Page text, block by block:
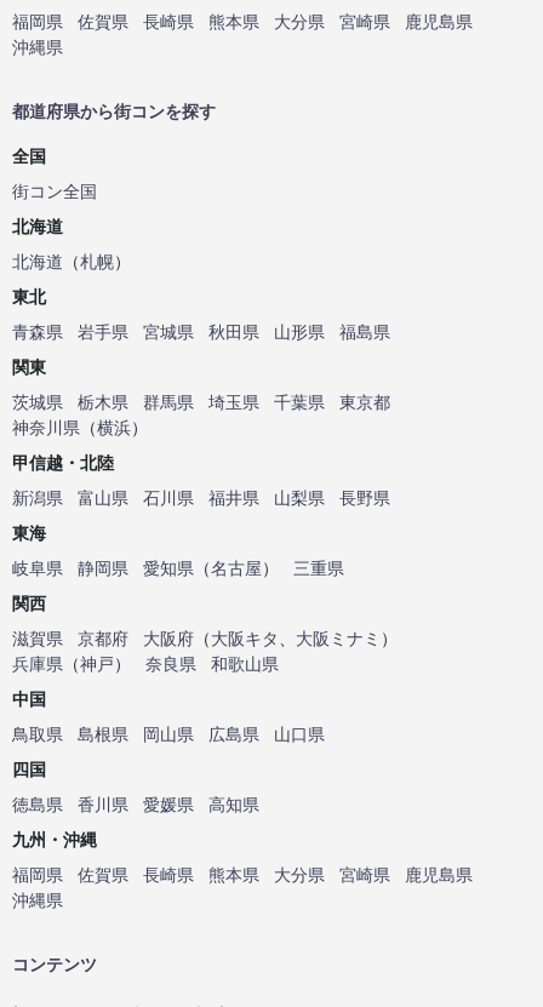
福岡県
佐賀県 長崎県 熊本県 大分県 宮崎県
鹿児島県
沖縄県
都道府県から街コンを探す
全国
街コン全国
北海道
北海道 （札幌）
東北
青森県
岩手県 宮城県 秋田県 山形県
福島県
関東
茨城県
栃木県 群馬県 埼玉県 千葉県
東京都
神奈川県 （横浜）
甲信越・北陸
新潟県
富山県 石川県 福井県 山梨県
長野県
東海
岐阜県
静岡県 愛知県 （名古屋）
三重県
関西
滋賀県
京都府 大阪府 （大阪キタ 大阪ミナミ ）
兵庫県 （神戸） 奈良県
和歌山県
中国
鳥取県
島根県 岡山県 広島県
山口県
四国
徳島県
香川県 愛媛県
高知県
九州・沖縄
福岡県
佐賀県 長崎県 熊本県 大分県 宮崎県
鹿児島県
沖縄県
コンテンツ